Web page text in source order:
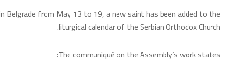
Belgrade from May 13 to 19, a new saint has been added to the
liturgical calendar of the Serbian Orthodox Church.
The communiqué on the Assembly’s work states: